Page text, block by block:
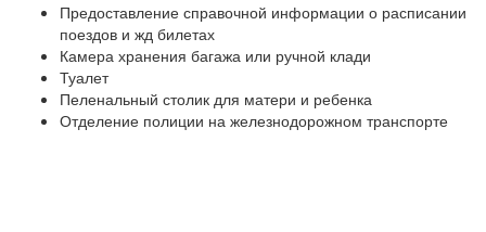
Предоставление справочной информации о расписании
поездов и жд билетах
Камера хранения багажа или ручной клади
Туалет
Пеленальный столик для матери и ребенка
Отделение полиции на железнодорожном транспорте